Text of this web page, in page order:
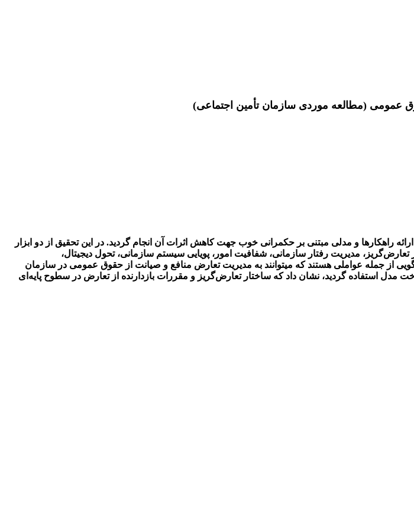
عمومی (مطالعه موردی سازمان تأمین اجتماعی)
راهکارها و مدلی مبتنی بر حکمرانی خوب جهت کاهش اثرات آن انجام گردید. در این تحقیق از دو ابزار
مدیریت رفتار سازمانی، شفافیت امور، پویایی سیستم سازمانی، تحول دیجیتال،
از جمله عواملی هستند که می‏توانند به مدیریت تعارض منافع و صیانت از حقوق عمومی در سازمان
استفاده گردید، نشان داد که ساختار تعارض‌‏گریز و مقررات بازدارنده از تعارض در سطوح پایه‌ای